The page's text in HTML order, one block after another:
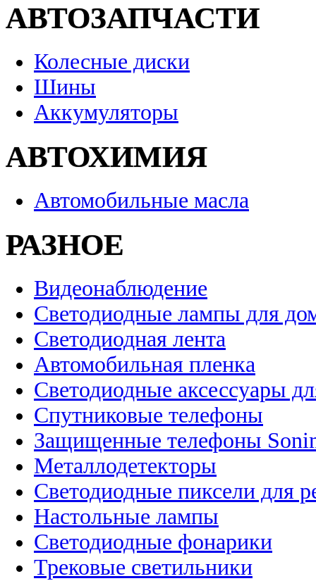
АВТОЗАПЧАСТИ
Колесные диски
Шины
Аккумуляторы
АВТОХИМИЯ
Автомобильные масла
РАЗНОЕ
Видеонаблюдение
Светодиодные лампы для
Светодиодная лента
Автомобильная пленка
Светодиодные аксессуары
Спутниковые телефоны
Защищенные телефоны
Металлодетекторы
Светодиодные пиксели для
Настольные лампы
Светодиодные фонарики
Трековые светильники